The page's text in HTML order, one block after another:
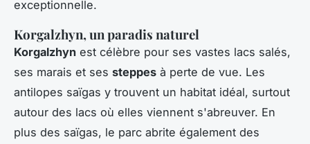
exceptionnelle.
Korgalzhyn, un paradis naturel
Korgalzhyn est célèbre pour ses vastes lacs salés,
ses marais et ses steppes à perte de vue. Les
antilopes saïgas y trouvent un habitat idéal, surtout
autour des lacs où elles viennent s'abreuver. En
plus des saïgas, le parc abrite également des